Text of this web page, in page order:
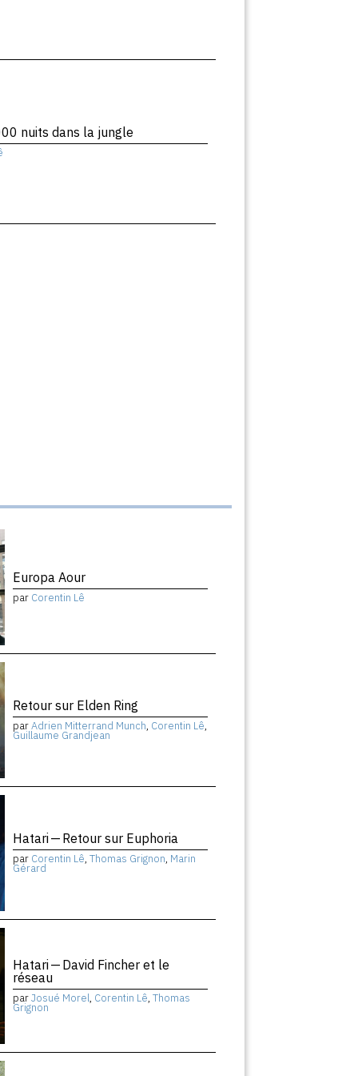
nuits dans la jungle
Europa Aour
par Corentin Lê
Retour sur Elden Ring
parAdrien Mitterrand Munch, Corentin Lê,
Guillaume Grandjean
Hatari — Retour sur Euphoria
par Corentin Lê, Thomas Grignon, Marin
Gérard
Hatari — David Fincher et le
réseau
parJosué Morel, Corentin Lê, Thomas
Grignon